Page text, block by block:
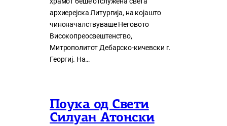
архиерејска Литургија, на којашто
чиноначалствуваше Неговото
Високопреосвештенство,
Митрополитот Дебарско-кичевски г.
Георгиј. На…
Поука од Свети
Силуан Атонски